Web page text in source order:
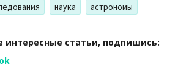
наука астрономы
интересные статьи, подпишись: